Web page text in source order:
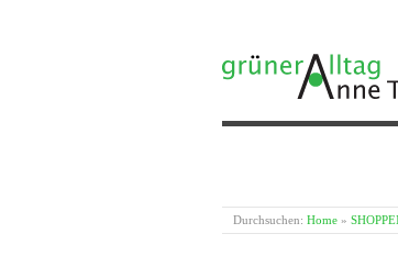
GRÜNER
Durchsuchen: Home »